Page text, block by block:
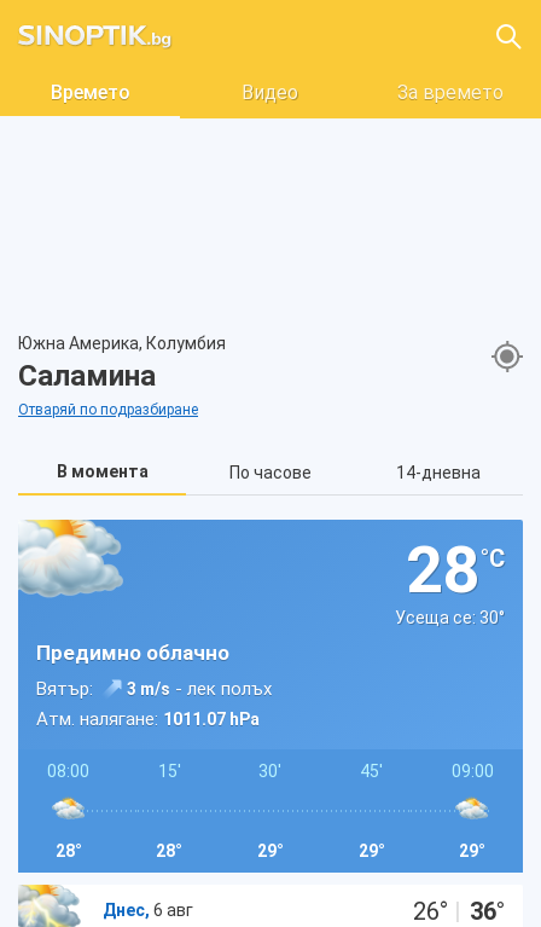
Времето Видео За времето
Южна Америка, Колумбия
Саламина
Отваряй по подразбиране
В момента По часове 14-дневна
28°C
Усеща се: 30°
Предимно облачно
Вятър: 3 m/s - лек полъх
Атм. налягане: 1011.07 hPa
08:00
28°
15'
28°
30'
29°
45'
29°
09:00
29°
Днес, 6 авг
26° | 36°